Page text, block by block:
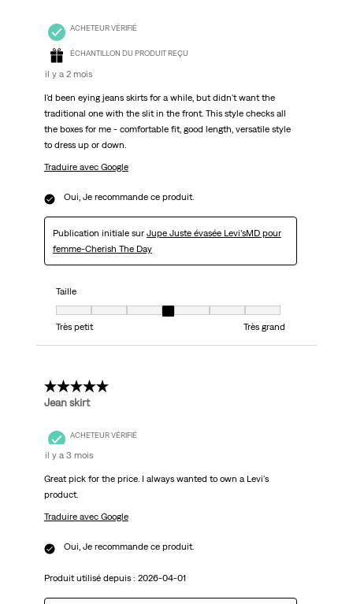
ACHETEUR VÉRIFIÉ
ÉCHANTILLON DU PRODUIT REÇU
il y a 2 mois
I'd been eying jeans skirts for a while, but didn't want the
traditional one with the slit in the front. This style checks all
the boxes for me - comfortable fit, good length, versatile style
to dress up or down.
Traduire avec Google
Oui, Je recommande ce produit.
Publication initiale sur Jupe Juste évasée Levi’sMD pour
femme-Cherish The Day
Taille
Taille, 4 sur 7, où 1 est égal à Très petit et 7 est égal à Très grand
Très petit
Très grand
5 étoile(s) sur 5.
Jean skirt
ACHETEUR VÉRIFIÉ
il y a 3 mois
Great pick for the price. I always wanted to own a Levi's
product.
Traduire avec Google
Oui, Je recommande ce produit.
Produit utilisé depuis : 2026-04-01